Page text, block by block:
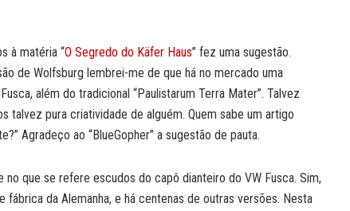
à matéria “O Segredo do Käfer Haus” fez uma sugestão.
de Wolfsburg lembrei-me de que há no mercado uma
além do tradicional “Paulistarum Terra Mater”. Talvez
talvez pura criatividade de alguém. Quem sabe um artigo
Agradeço ao “BlueGopher” a sugestão de pauta.
no que se refere escudos do capô dianteiro do VW Fusca. Sim,
da Alemanha, e há centenas de outras versões. Nesta